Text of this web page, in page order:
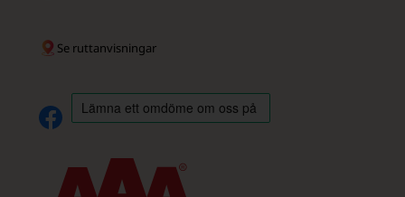
Se ruttanvisningar